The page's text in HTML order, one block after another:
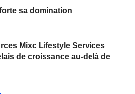
sa domination
Mixc Lifestyle Services
de croissance au-delà de